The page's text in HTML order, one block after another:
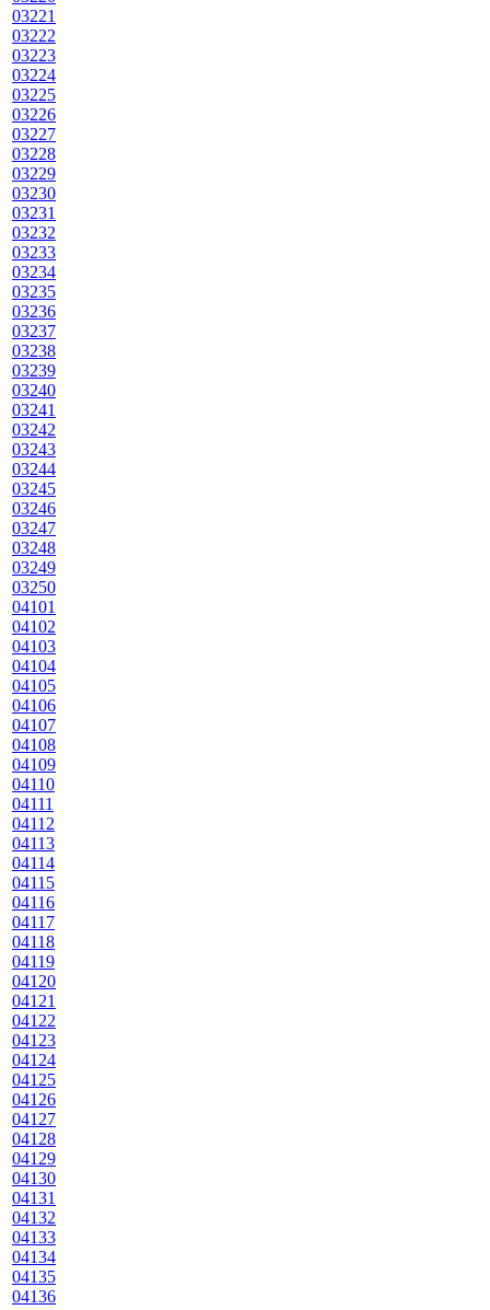
03221
03222
03223
03224
03225
03226
03227
03228
03229
03230
03231
03232
03233
03234
03235
03236
03237
03238
03239
03240
03241
03242
03243
03244
03245
03246
03247
03248
03249
03250
04101
04102
04103
04104
04105
04106
04107
04108
04109
04110
04111
04112
04113
04114
04115
04116
04117
04118
04119
04120
04121
04122
04123
04124
04125
04126
04127
04128
04129
04130
04131
04132
04133
04134
04135
04136